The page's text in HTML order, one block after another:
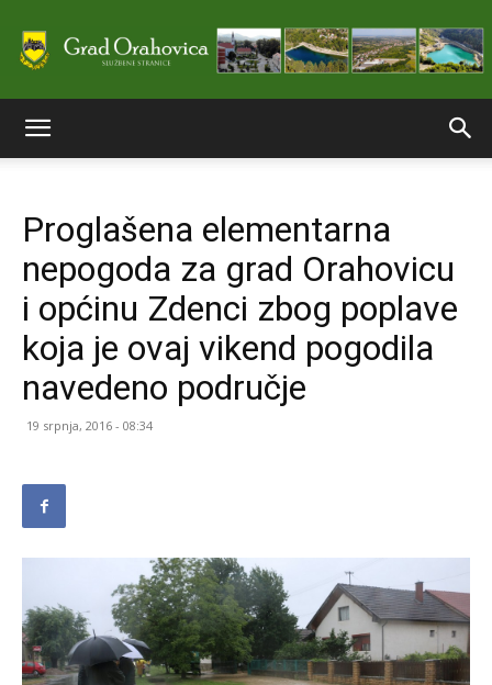
stranice
Grada
Proglašena elementarna
nepogoda za grad Orahovicu
i općinu Zdenci zbog poplave
koja je ovaj vikend pogodila
navedeno područje
19 srpnja, 2016 - 08:34